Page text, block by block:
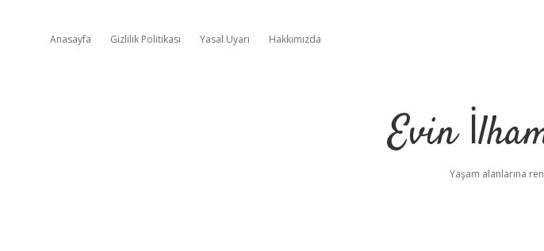
Anasayfa Gizlilik Politikası Yasal Uyarı Hakkımızda
Evin
Yaşam alanlarına